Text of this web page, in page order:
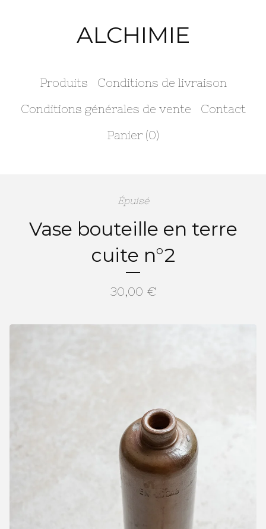
ALCHIMIE
Produits
Conditions de livraison
Conditions générales de vente
Contact
Panier (0)
Épuisé
Vase bouteille en terre
cuite n°2
30,00 €